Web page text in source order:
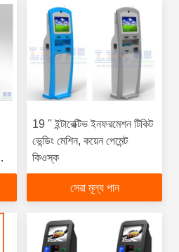
19 '' ইন্টারেক্টিভ ইনফরমেশন টিকিট
ভেন্ডিং মেশিন, কয়েন পেমেন্ট
কিওস্ক
সেরা মূল্য পান